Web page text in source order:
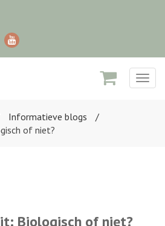
Informatieve blogs
of niet?
Biologisch of niet?